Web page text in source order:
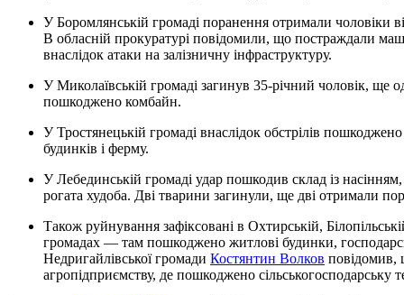
У Боромлянській громаді поранення отримали чоловіки віком 39 і 35 років. Також пошкоджено теплотяг.
В обласній прокуратурі повідомили, що постраждали
внаслідок атаки на залізничну інфраструктуру.
У Миколаївській громаді загинув 35-річний чоловік, ще один, 45-річний, отримав поранення. Крім того,
пошкоджено комбайн.
У Тростянецькій громаді внаслідок обстрілів пошкоджено два теплотяги, залізничні колії, п’ять приватних
будинків і ферму.
У Лебединській громаді удар пошкодив склад із насінням, житловий будинок та сарай, де утримувалася велика
рогата худоба. Дві тварини загинули, ще дві отримали
Також руйнування зафіксовані в Охтирській, Білопільській, Великописарівській та Недригайлівській
громадах — там пошкоджено житлові будинки,
Недригайлівської громади Костянтин Волков повідомив,
агропідприємству, де пошкоджено сільськогосподарську